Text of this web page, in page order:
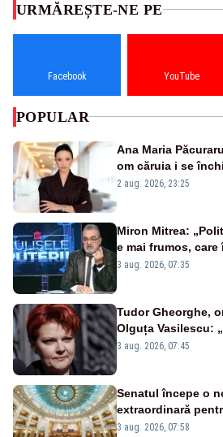
URMĂREȘTE-NE PE
Facebook YouTube
POPULAR
Ana Maria
om căruia i se
portiță?”
2 aug. 2026, 23:25
Miron Mitrea:
e mai frumos,
țipă mai tare, ci pe
3 aug. 2026, 07:35
Tudor Gheorghe,
Olguța Vasilescu:
numele lui”
3 aug. 2026, 07:45
Senatul începe o
extraordinară
jaloane din PNRR
3 aug. 2026, 07:58